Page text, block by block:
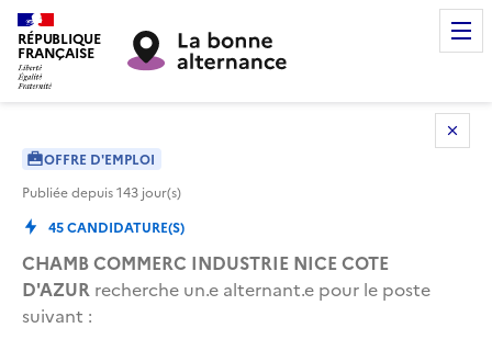
RÉPUBLIQUE
FRANÇAISE
OFFRE D'EMPLOI
Publiée depuis143 jour(s)
45CANDIDATURE(S)
CHAMB COMMERC INDUSTRIE NICE COTE
D'AZUR recherche un.e alternant.e pour le poste
suivant :